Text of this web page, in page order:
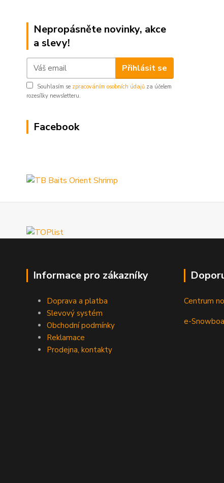
Nepropásněte novinky, akce
a slevy!
Přihlásit se
Souhlasím se zpracováním osobních údajů za účelem
rozesílky newsletteru.
Facebook
Informace pro zákazníky
Doprava a platba
Slevový systém
Obchodní podmínky
Reklamace
Prodejna, kontakty
Centrum
e-